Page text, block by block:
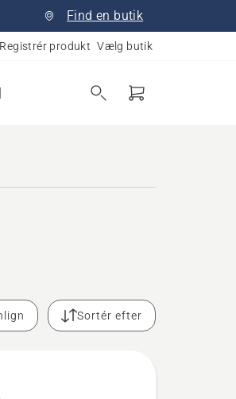
Find en butik
Registrér produkt Vælg butik
Sortér efter